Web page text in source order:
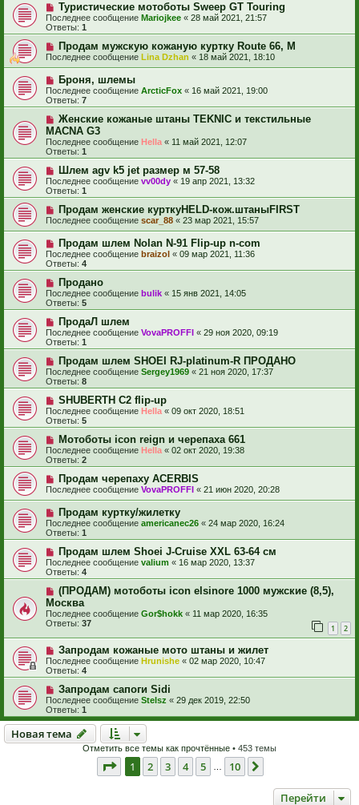
Туристические мотоботы Sweep GT Touring
Последнее сообщение Mariojkee « 28 май 2021, 21:57
Ответы: 1
Продам мужскую кожаную куртку Route 66, М
Последнее сообщение Lina Dzhan « 18 май 2021, 18:10
Броня, шлемы
Последнее сообщение ArcticFox « 16 май 2021, 19:00
Ответы: 7
Женские кожаные штаны TEKNIC и текстильные
MACNA G3
Последнее сообщение Hella « 11 май 2021, 12:07
Ответы: 1
Шлем agv k5 jet размер м 57-58
Последнее сообщение vv00dy « 19 апр 2021, 13:32
Ответы: 1
Продам женские курткуHELD-кож.штаныFIRST
Последнее сообщение scar_88 « 23 мар 2021, 15:57
Продам шлем Nolan N-91 Flip-up n-com
Последнее сообщение braizol « 09 мар 2021, 11:36
Ответы: 4
Продано
Последнее сообщение bulik « 15 янв 2021, 14:05
Ответы: 5
ПродаЛ шлем
Последнее сообщение VovaPROFFI « 29 ноя 2020, 09:19
Ответы: 1
Продам шлем SHOEI RJ-platinum-R ПРОДАНО
Последнее сообщение Sergey1969 « 21 ноя 2020, 17:37
Ответы: 8
SHUBERTH C2 flip-up
Последнее сообщение Hella « 09 окт 2020, 18:51
Ответы: 5
Мотоботы icon reign и черепаха 661
Последнее сообщение Hella « 02 окт 2020, 19:38
Ответы: 2
Продам черепаху ACERBIS
Последнее сообщение VovaPROFFI « 21 июн 2020, 20:28
Продам куртку/жилетку
Последнее сообщение americanec26 « 24 мар 2020, 16:24
Ответы: 1
Продам шлем Shoei J-Cruise XXL 63-64 см
Последнее сообщение valium « 16 мар 2020, 13:37
Ответы: 4
(ПРОДАМ) мотоботы icon elsinore 1000 мужские (8,5),
Москва
Последнее сообщение Gor$hokk « 11 мар 2020, 16:35
Ответы: 37 1 2
Запродам кожаные мото штаны и жилет
Последнее сообщение Hrunishe « 02 мар 2020, 10:47
Ответы: 4
Запродам сапоги Sidi
Последнее сообщение Stelsz « 29 дек 2019, 22:50
Ответы: 1
Новая тема
Новаятема
Отметить все темы как прочтённые • 453 темы
Страница из 10
1 2 3 4 5 10
Перейти